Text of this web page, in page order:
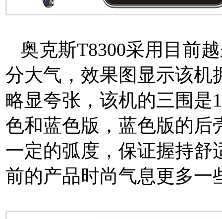
奥克斯T8300采用目前
分大气，效果图显示该机
略显夸张，该机的三围是
色和蓝色版，蓝色版的后
一定的弧度，保证握持舒
前的产品时尚气息更多一